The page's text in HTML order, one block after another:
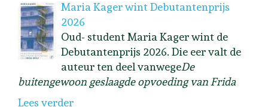
Maria Kager wint Debutantenprijs
2026
Oud- student Maria Kager wint de
Debutantenprijs 2026. Die eer valt de
auteur ten deel vanwegeDe
buitengewoon geslaagde opvoeding van Frida
Lees verder